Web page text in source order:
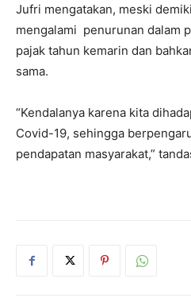
Jufri mengatakan, meski
mengalami penurunan dalam
pajak tahun kemarin dan
sama.
“Kendalanya karena kita
Covid-19, sehingga
pendapatan masyarakat,”